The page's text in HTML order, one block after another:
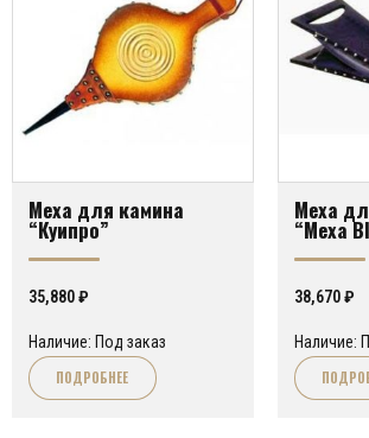
Меха для камина
“Куипро”
35,880₽
Наличие: Под заказ
ПОДРОБНЕЕ
Меха
“Mexa
38,670₽
Наличие: